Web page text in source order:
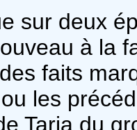
sur deux
à la
faits
les
Tarja du